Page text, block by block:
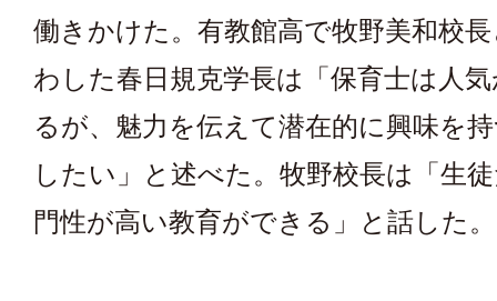
働きかけた。有教館高で牧野美和校
わした春日規克学長は「保育士は人
るが、魅力を伝えて潜在的に興味を
したい」と述べた。牧野校長は「生
門性が高い教育ができる」と話した。